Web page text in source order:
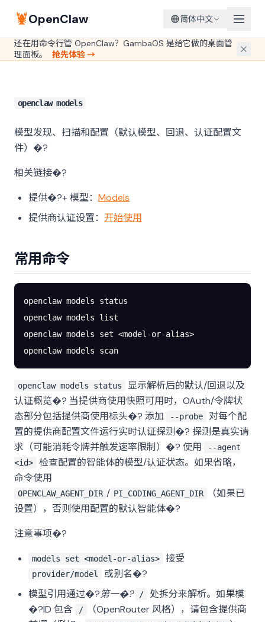
🦞OpenClaw 简体中文
还在用命令行管 OpenClaw？GambaOS 是给它做的桌面管
理面板。
抢先体验 →
openclaw models
模型发现、扫描和配置（默认模型、回退、认证配置文
件）�?
相关链接�?
提供�?+ 模型： Models
提供商认证设置： 开始使用
常用命令
openclaw models status
openclaw models list
openclaw models set <model-or-alias>
openclaw models scan
openclaw models status
显示解析后的默认/回退以及
认证概览�? 当提供商使用快照可用时，OAuth/令牌状
态部分包括提供商使用标头�? 添加
--probe
对每个配
置的提供商配置文件运行实时认证探测�? 探测是真实请
求（可能消耗令牌并触发速率限制）�? 使用
--agent
<id>
检查配置的智能体的模型/认证状态。如果省略，
命令使用
OPENCLAW_AGENT_DIR / PI_CODING_AGENT_DIR
（如果已
设置），否则使用配置的默认智能体�?
注意事项�?
models set <model-or-alias> 接受
provider/model
或别名�?
模型引用通过�?第一�? /
处拆分来解析。如果模
�?ID 包含
/
（OpenRouter 风格），请包含提供商